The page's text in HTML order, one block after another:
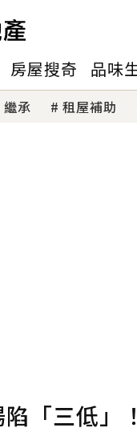
房屋搜奇 品味
繼承 租屋補助
「三低」